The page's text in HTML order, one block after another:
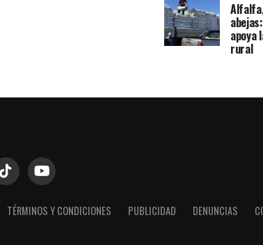
apoya
rural
TÉRMINOS Y CONDICIONES PUBLICIDAD DENUNCIAS